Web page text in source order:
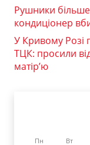
Рушники
кондиціонер
У Кривому Розі
ТЦК: просили
матір’ю
Пн Вт